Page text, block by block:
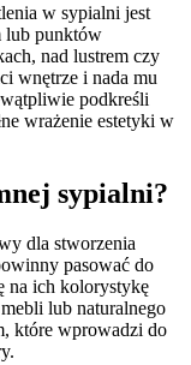
w sypialni jest
lub punktów
nad lustrem czy
wnętrze i nada mu
podkreśli
wrażenie estetyki w
sypialni?
dla stworzenia
pasować do
na ich kolorystykę
lub naturalnego
które wprowadzi do